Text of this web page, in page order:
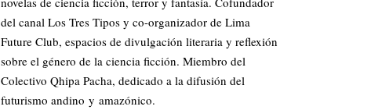
del canal Los Tres Tipos y co-organizador de Lima
Future Club, espacios de divulgación literaria y reflexión
sobre el género de la ciencia ficción. Miembro del
Colectivo Qhipa Pacha, dedicado a la difusión del
futurismo andino y amazónico.